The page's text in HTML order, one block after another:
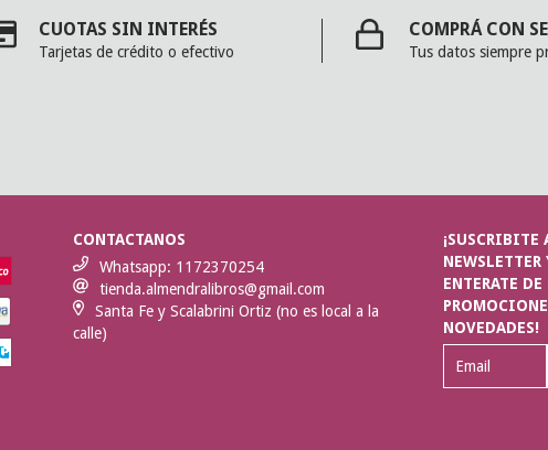
CUOTAS SIN INTERÉS
Tarjetas de crédito o efectivo
COMPRÁ CON
Tus datos siempre
CONTACTANOS
Whatsapp: 1172370254
tienda.almendralibros@gmail.com
Santa Fe y Scalabrini Ortiz (no es local a la
calle)
¡SUSCRIBITE
NEWSLETTER
ENTERATE DE
NOVEDADES!